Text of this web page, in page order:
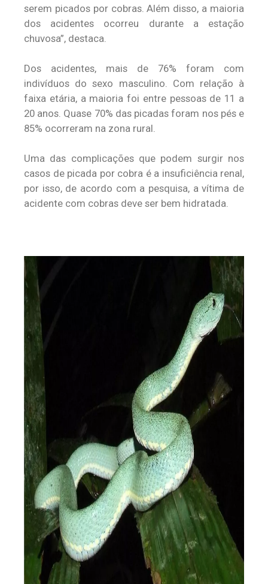
serem picados por cobras. Além disso, a maioria
dos acidentes ocorreu durante a estação
chuvosa”, destaca.
Dos acidentes, mais de 76% foram com
indivíduos do sexo masculino. Com relação à
faixa etária, a maioria foi entre pessoas de 11 a
20 anos. Quase 70% das picadas foram nos pés e
85% ocorreram na zona rural.
Uma das complicações que podem surgir nos
casos de picada por cobra é a insuficiência renal,
por isso, de acordo com a pesquisa, a vítima de
acidente com cobras deve ser bem hidratada.